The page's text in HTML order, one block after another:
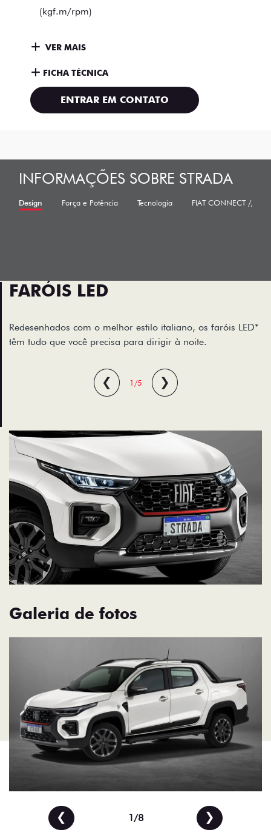
(kgf.m/rpm)
VER MAIS
FICHA TÉCNICA
ENTRAR EM CONTATO
INFORMAÇÕES SOBRE STRADA
Design Força e Potência Tecnologia FIAT CONNECT ////
FARÓIS LED
Redesenhados com o melhor estilo italiano, os faróis LED*
têm tudo que você precisa para dirigir à noite.
❮ 1/5 ❯
Galeria de fotos
❮ 2/8 ❯